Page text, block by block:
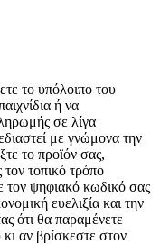
το υπόλοιπο του
ή να
σε λίγα
με γνώμονα την
το προϊόν σας,
τοπικό τρόπο
τον ψηφιακό κωδικό σας
ευελιξία και την
ότι θα παραμένετε
αν βρίσκεστε στον